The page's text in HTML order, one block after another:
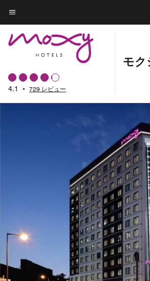
Skip
to
main
content
メニューのテキスト
4.1 • 729 レビュー
モク